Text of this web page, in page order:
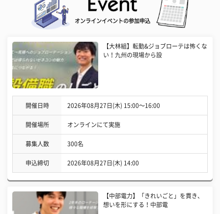
オンラインイベントの参加申込
【大林組】転勤&ジョブローテは怖くな
い！九州の現場から設
開催日時 2026年08月27日(木) 15:00〜16:00
開催場所 オンラインにて実施
募集人数 300名
申込締切 2026年08月27日(木) 14:00
【中部電力】「きれいごと」を貫き、
想いを形にする！中部電